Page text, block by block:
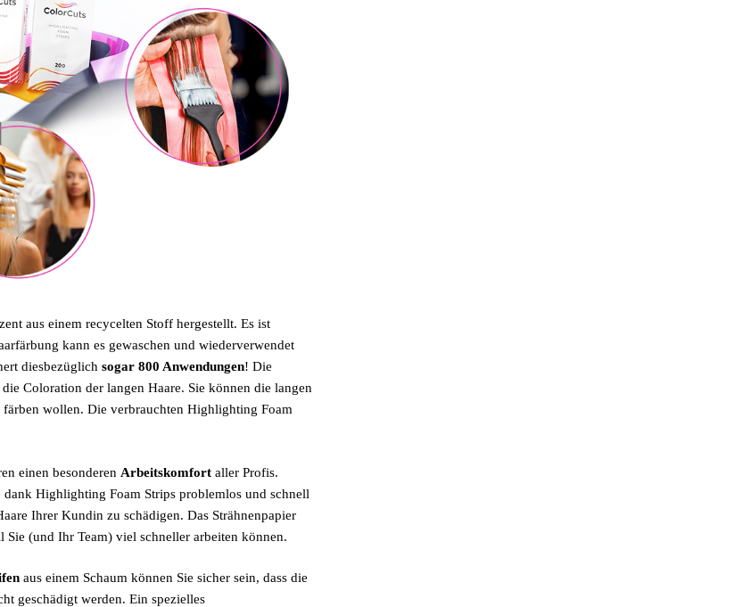
aus einem recycelten Stoff hergestellt. Es ist
kann es gewaschen und wiederverwendet
diesbezüglich sogar 800 Anwendungen! Die
Coloration der langen Haare. Sie können die langen
wollen. Die verbrauchten Highlighting Foam
einen besonderen Arbeitskomfortaller Profis.
Highlighting Foam Strips problemlos und schnell
Ihrer Kundin zu schädigen. Das Strähnenpapier
(und Ihr Team) viel schneller arbeiten können.
aus einem Schaum können Sie sicher sein, dass die
geschädigt werden. Ein spezielles